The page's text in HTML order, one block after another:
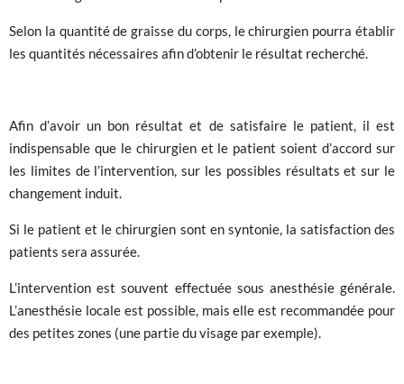
Selon la quantité de graisse du corps, le chirurgien pourra établir
les quantités nécessaires afin d’obtenir le résultat recherché.
Afin d’avoir un bon résultat et de satisfaire le patient, il est
indispensable que le chirurgien et le patient soient d’accord sur
les limites de l’intervention, sur les possibles résultats et sur le
changement induit.
Si le patient et le chirurgien sont en syntonie, la satisfaction des
patients sera assurée.
L’intervention est souvent effectuée sous anesthésie générale.
L’anesthésie locale est possible, mais elle est recommandée pour
des petites zones (une partie du visage par exemple).